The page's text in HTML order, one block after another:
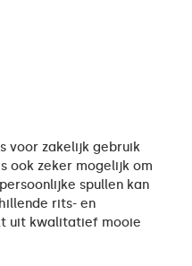
voor zakelijk gebruik
ook zeker mogelijk om
spullen kan
rits- en
uit kwalitatief mooie